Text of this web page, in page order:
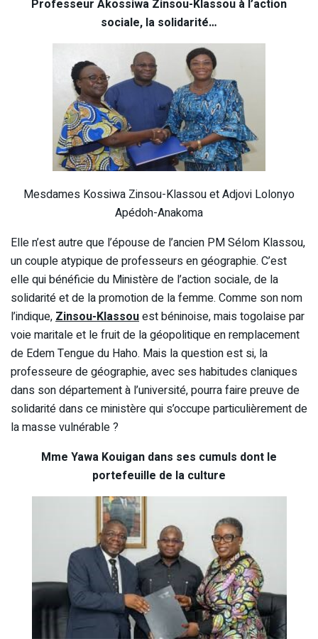
Professeur Akossiwa Zinsou-Klassou à l’action
sociale, la solidarité…
Mesdames Kossiwa Zinsou-Klassou et Adjovi Lolonyo
Apédoh-Anakoma
Elle n’est autre que l’épouse de l’ancien PM Sélom Klassou,
un couple atypique de professeurs en géographie. C’est
elle qui bénéficie du Ministère de l’action sociale, de la
solidarité et de la promotion de la femme. Comme son nom
l’indique,Zinsou-Klassouest béninoise, mais togolaise par
voie maritale et le fruit de la géopolitique en remplacement
de Edem Tengue du Haho. Mais la question est si, la
professeure de géographie, avec ses habitudes claniques
dans son département à l’université, pourra faire preuve de
solidarité dans ce ministère qui s’occupe particulièrement de
la masse vulnérable ?
Mme Yawa Kouigan dans ses cumuls dont le
portefeuille de la culture